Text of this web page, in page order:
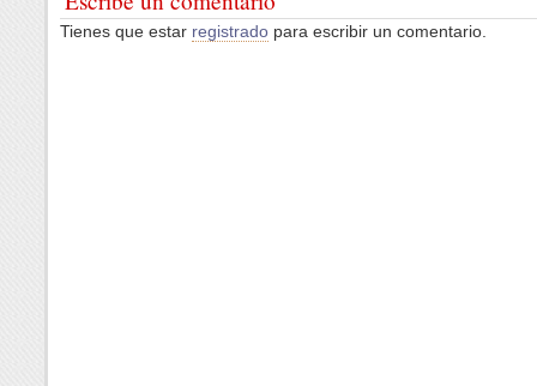
Tienes que estar registrado para escribir un comentario.